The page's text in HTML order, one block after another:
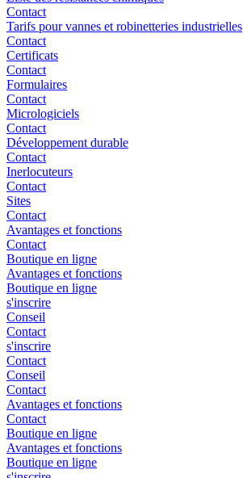
Contact
Tarifs pour vannes et robinetteries industrielles
Contact
Certificats
Contact
Formulaires
Contact
Micrologiciels
Contact
Développement durable
Contact
Inerlocuteurs
Contact
Sites
Contact
Avantages et fonctions
Contact
Boutique en ligne
Avantages et fonctions
Boutique en ligne
s'inscrire
Conseil
Contact
s'inscrire
Contact
Conseil
Contact
Avantages et fonctions
Contact
Boutique en ligne
Avantages et fonctions
Boutique en ligne